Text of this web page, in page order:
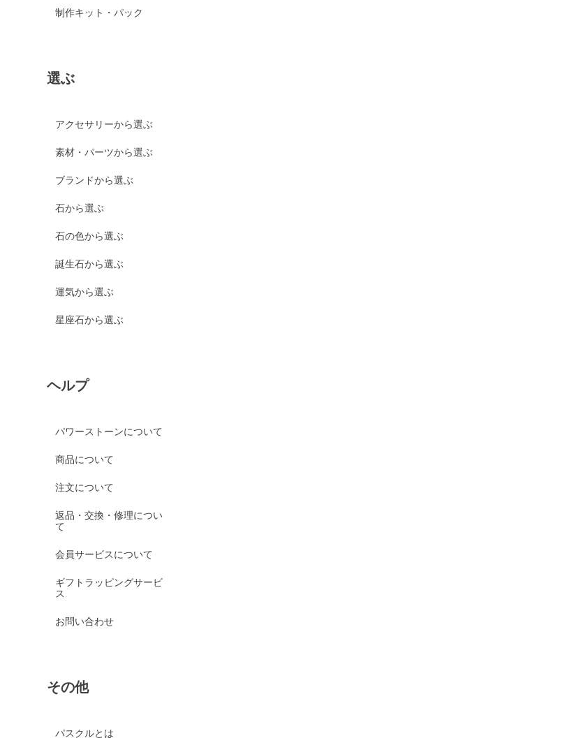
制作キット・パック
選ぶ
アクセサリーから選ぶ
素材・パーツから選ぶ
ブランドから選ぶ
石から選ぶ
石の色から選ぶ
誕生石から選ぶ
運気から選ぶ
星座石から選ぶ
ヘルプ
パワーストーンについて
商品について
注文について
返品・交換・修理につい
て
会員サービスについて
ギフトラッピングサービ
ス
お問い合わせ
その他
パスクルとは